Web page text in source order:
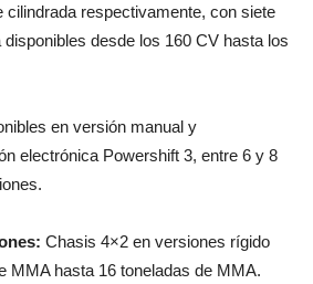
cilindrada respectivamente, con siete
desde los 160 CV hasta los
en versión manual y
electrónica Powershift 3, entre 6 y 8
Chasis 4×2 en versiones rígido
MMA hasta 16 toneladas de MMA.